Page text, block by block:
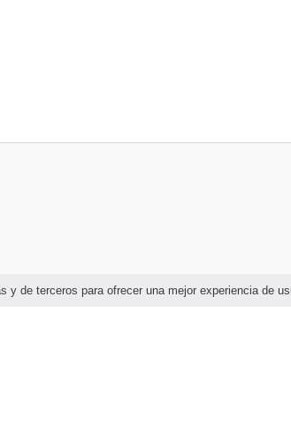
y de terceros para ofrecer una mejor experiencia de